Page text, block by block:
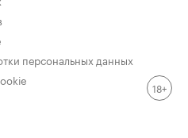
персональных данных
18+